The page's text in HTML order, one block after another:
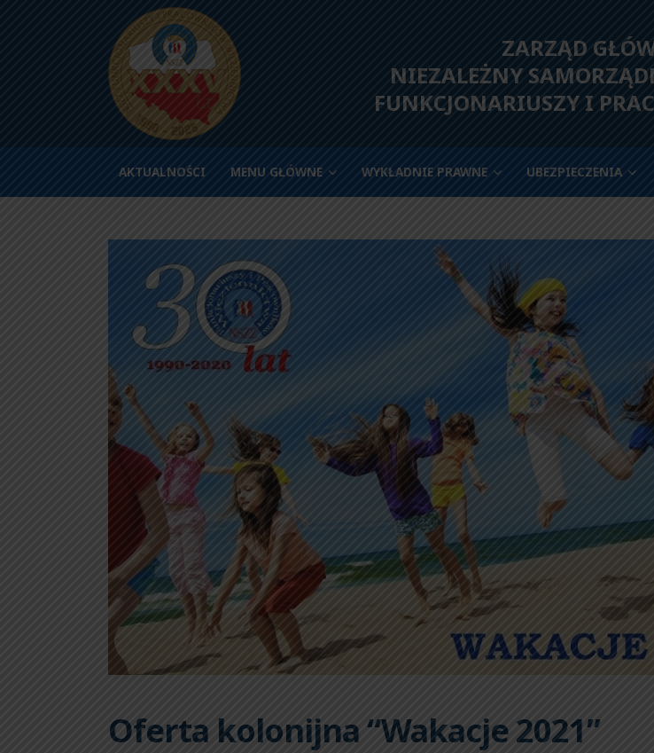
ZARZĄD
NIEZALEŻNY
FUNKCJONARIUSZY I
AKTUALNOŚCI MENU GŁÓWNE WYKŁADNIE PRAWNE UBEZPIECZENIA
Oferta kolonijna “Wakacje 2021”